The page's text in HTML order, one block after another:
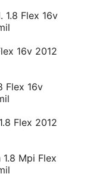
1.8 Flex 16v
16v 2012
Flex 16v
Flex 2012
Mpi Flex